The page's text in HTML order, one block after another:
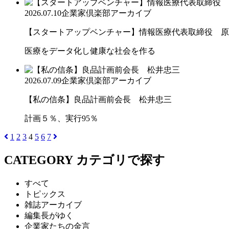
2026.07.10企業家倶楽部アーカイブ
【スタートアップベンチャー】情報医療代表取締役
医療をデータ化し健康な社会を作る
2026.07.09企業家倶楽部アーカイブ
【私の信条】良品計画前会長 松井忠三
計画５％、実行95％
1 2 3 4 5 6 7
CATEGORY カテゴリで探す
すべて
トピックス
雑誌アーカイブ
編集長がゆく
企業家たちの金言